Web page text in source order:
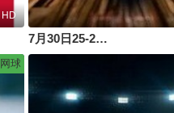
HD
7月30日25-26赛季国青男篮热身赛 中国U18男篮VS加拿大大卫安篮球学院
网球